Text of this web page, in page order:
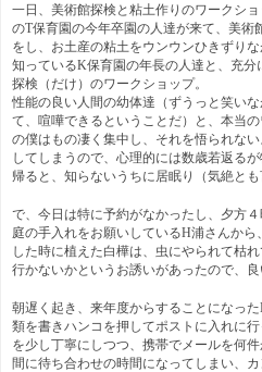
一日、美術館探検と粘土作りのワークシ
のT保育園の今年卒園の人達が来て、美術
をし、お土産の粘土をウンウンひきずり
知っているK保育園の年長の人達と、充
探検（だけ）のワークショップ。
性能の良い人間の幼体達（ずうっと笑い
て、喧嘩できるということだ）と、本当
の僕はもの凄く集中し、それを悟られな
してしまうので、心理的には数歳若返る
帰ると、知らないうちに居眠り（気絶とも
で、今日は特に予約がなかったし、夕方
庭の手入れをお願いしているH浦さんか
した時に植えた白樺は、虫にやられて枯
行かないかというお誘いがあったので、良
朝遅く起き、来年度からすることになっ
類を書きハンコを押してポストに入れに
を少し丁寧にしつつ、携帯でメールを何
間に待ち合わせの時間になってしまい、